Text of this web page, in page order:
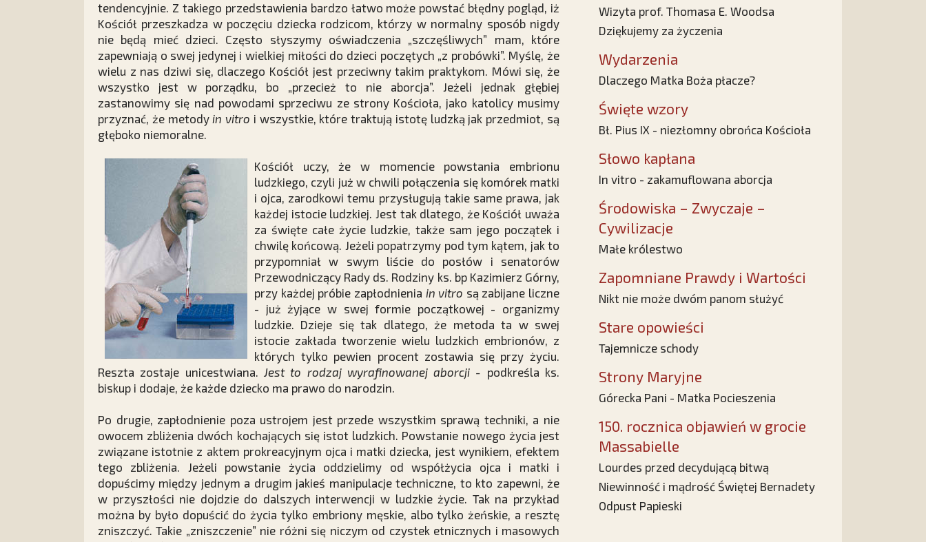
tendencyjnie. Z takiego przedstawienia bardzo łatwo może powstać błędny pogląd, iż
Kościół przeszkadza w poczęciu dziecka rodzicom, którzy w normalny sposób nigdy
nie będą mieć dzieci. Często słyszymy oświadczenia „szczęśliwych” mam, które
zapewniają o swej jedynej i wielkiej miłości do dzieci poczętych „z probówki”. Myślę, że
wielu z nas dziwi się, dlaczego Kościół jest przeciwny takim praktykom. Mówi się, że
wszystko jest w porządku, bo „przecież to nie aborcja”. Jeżeli jednak głębiej
zastanowimy się nad powodami sprzeciwu ze strony Kościoła, jako katolicy musimy
przyznać, że metodyin vitro i wszystkie, które traktują istotę ludzką jak przedmiot, są
głęboko niemoralne.
Kościół uczy, że w momencie powstania embrionu
ludzkiego, czyli już w chwili połączenia się komórek matki
i ojca, zarodkowi temu przysługują takie same prawa, jak
każdej istocie ludzkiej. Jest tak dlatego, że Kościół uważa
za święte całe życie ludzkie, także sam jego początek i
chwilę końcową. Jeżeli popatrzymy pod tym kątem, jak to
przypomniał w swym liście do posłów i senatorów
Przewodniczący Rady ds. Rodziny ks. bp Kazimierz Górny,
przy każdej próbie zapłodnienia in vitro są zabijane liczne
- już żyjące w swej formie początkowej - organizmy
ludzkie. Dzieje się tak dlatego, że metoda ta w swej
istocie zakłada tworzenie wielu ludzkich embrionów, z
których tylko pewien procent zostawia się przy życiu.
Reszta zostaje unicestwiana. Jest to rodzaj wyrafinowanej aborcji - podkreśla ks.
biskup i dodaje, że każde dziecko ma prawo do narodzin.
Po drugie, zapłodnienie poza ustrojem jest przede wszystkim sprawą techniki, a nie
owocem zbliżenia dwóch kochających się istot ludzkich. Powstanie nowego życia jest
związane istotnie z aktem prokreacyjnym ojca i matki dziecka, jest wynikiem, efektem
tego zbliżenia. Jeżeli powstanie życia oddzielimy od współżycia ojca i matki i
dopuścimy między jednym a drugim jakieś manipulacje techniczne, to kto zapewni, że
w przyszłości nie dojdzie do dalszych interwencji w ludzkie życie. Tak na przykład
można by było dopuścić do życia tylko embriony męskie, albo tylko żeńskie, a resztę
zniszczyć. Takie „zniszczenie” nie różni się niczym od czystek etnicznych i masowych
Wizyta prof. Thomasa E. Woodsa
Dziękujemy za życzenia
Wydarzenia
Dlaczego Matka Boża płacze?
Święte wzory
Bł. Pius IX - niezłomny obrońca Kościoła
Słowo kapłana
In vitro - zakamuflowana aborcja
Środowiska – Zwyczaje –
Cywilizacje
Małe królestwo
Zapomniane Prawdy i Wartości
Nikt nie może dwóm panom służyć
Stare opowieści
Tajemnicze schody
Strony Maryjne
Górecka Pani - Matka Pocieszenia
150. rocznica objawień w grocie
Massabielle
Lourdes przed decydującą bitwą
Niewinność i mądrość Świętej Bernadety
Odpust Papieski